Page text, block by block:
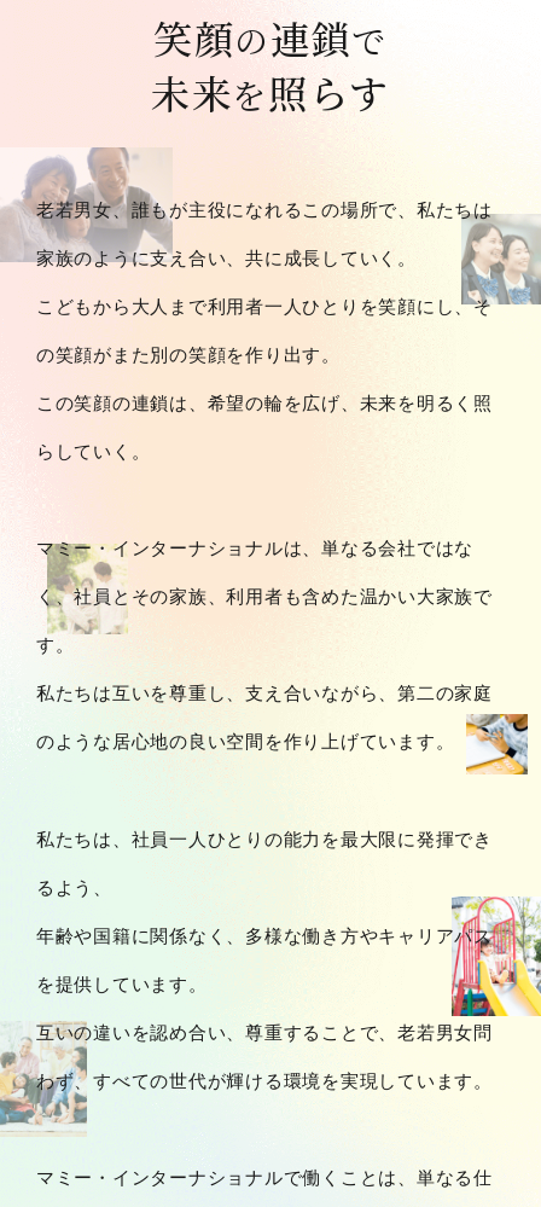
笑顔の連鎖で
未来を照らす
老若男女、誰もが主役になれるこの場所で、私たちは
家族のように支え合い、共に成長していく。
こどもから大人まで利用者一人ひとりを笑顔にし、そ
の笑顔がまた別の笑顔を作り出す。
この笑顔の連鎖は、希望の輪を広げ、未来を明るく照
らしていく。
マミー・インターナショナルは、単なる会社ではな
く、社員とその家族、利用者も含めた温かい大家族で
す。
私たちは互いを尊重し、支え合いながら、第二の家庭
のような居心地の良い空間を作り上げています。
私たちは、社員一人ひとりの能力を最大限に発揮でき
るよう、
年齢や国籍に関係なく、多様な働き方やキャリアパス
を提供しています。
互いの違いを認め合い、尊重することで、老若男女問
わず、すべての世代が輝ける環境を実現しています。
マミー・インターナショナルで働くことは、単なる仕